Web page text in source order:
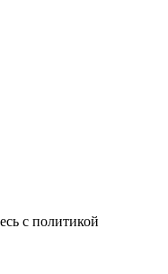
с политикой